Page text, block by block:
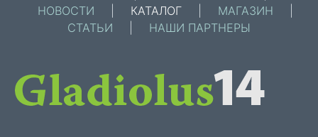
НОВОСТИ
КАТАЛОГ МАГАЗИН
СТАТЬИ
НАШИ ПАРТНЕРЫ